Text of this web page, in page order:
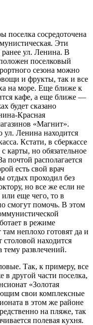
поселка сосредоточена
Эти
ул. Ленина. В
поселковый
сезона можно
и фрукты, так и все
на море. Еще ближе к
кафе, а еще ближе —
будет сказано
Красная
«Магнит».
Ленина находится
Кстати, в сберкассе
карты, но обязательное
почтой располагается
есть свой врач
отдых проходил без
но все же если не
или еще чего, то в
смогут помочь. В этом
в режиме
неплохо готовят да и
находится
развлечений.
Так, к примеру, все
другой части поселка,
«Золотая
свои комплексные
в этом же районе
на пляже, так
полевая кухня.